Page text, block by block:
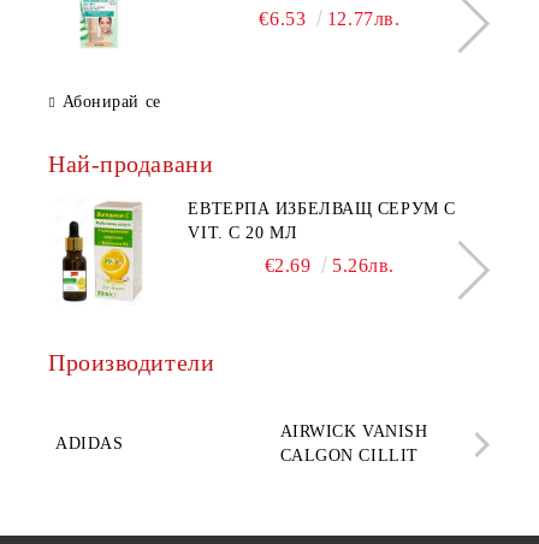
дневен крем за лице среден нюанс за
€6.53 12.77лв.
Абонирай се
Най-продавани
ЕВТЕРПА ИЗБЕЛВАЩ СЕРУМ С
VIT. C 20 МЛ
€2.69 5.26лв.
Производители
ADIDAS
AIRWICK VANISH
CALGON CILLIT